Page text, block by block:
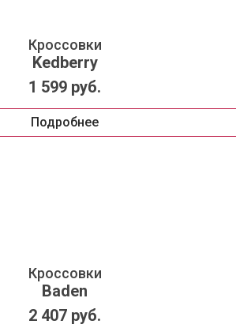
Кроссовки
Kedberry
1 599 руб.
Подробнее
Кроссовки
Baden
2 407 руб.